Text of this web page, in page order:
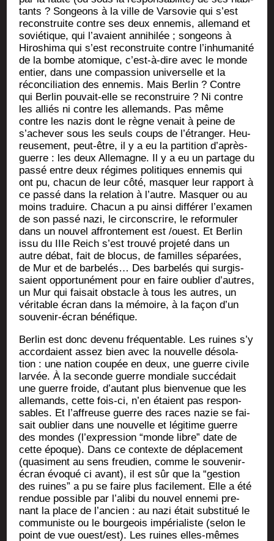
tants ? Son­geons à la ville de Var­so­vie qui s’est
recons­truite contre ses deux enne­mis, alle­mand et
sovié­tique, qui l’avaient anni­hi­lée ; son­geons à
Hiro­shi­ma qui s’est recons­truite contre l’inhumanité
de la bombe ato­mique, c’est-à-dire avec le monde
entier, dans une com­pas­sion uni­ver­selle et la
récon­ci­lia­tion des enne­mis. Mais Ber­lin ? Contre
qui Ber­lin pou­vait-elle se recons­truire ? Ni contre
les alliés ni contre les alle­mands. Pas même
contre les nazis dont le règne venait à peine de
s’achever sous les seuls coups de l’étranger. Heu­
reu­se­ment, peut-être, il y a eu la par­ti­tion d’après-
guerre : les deux Alle­magne. Il y a eu un par­tage du
pas­sé entre deux régimes poli­tiques enne­mis qui
ont pu, cha­cun de leur côté, mas­quer leur rap­port à
ce pas­sé dans la rela­tion à l’autre. Mas­quer ou au
moins tra­duire. Cha­cun a pu ain­si dif­fé­rer l’examen
de son pas­sé nazi, le cir­cons­crire, le refor­mu­ler
dans un nou­vel affron­te­ment est /ouest. Et Ber­lin
issu du IIIe Reich s’est trou­vé pro­je­té dans un
autre débat, fait de blo­cus, de familles sépa­rées,
de Mur et de bar­be­lés… Des bar­be­lés qui sur­gis­
saient oppor­tu­né­ment pour en faire oublier d’autres,
un Mur qui fai­sait obs­tacle à tous les autres, un
véri­table écran dans la mémoire, à la façon d’un
sou­ve­nir-écran bénéfique.
Ber­lin est donc deve­nu fré­quen­table. Les ruines s’y
accor­daient assez bien avec la nou­velle déso­la­
tion : une nation cou­pée en deux, une guerre civile
lar­vée. À la seconde guerre mon­diale suc­cé­dait
une guerre froide, d’autant plus bien­ve­nue que les
alle­mands, cette fois-ci, n’en étaient pas res­pon­
sables. Et l’affreuse guerre des races nazie se fai­
sait oublier dans une nou­velle et légi­time guerre
des mondes (l’expression “monde libre” date de
cette époque). Dans ce contexte de dépla­ce­ment
(qua­si­ment au sens freu­dien, comme le sou­ve­nir-
écran évo­qué ci avant), il est sûr que la “ges­tion
des ruines” a pu se faire plus faci­le­ment. Elle a été
ren­due pos­sible par l’alibi du nou­vel enne­mi pre­
nant la place de l’ancien : au nazi était sub­sti­tué le
com­mu­niste ou le bour­geois impé­ria­liste (selon le
point de vue ouest/est). Les ruines elles-mêmes